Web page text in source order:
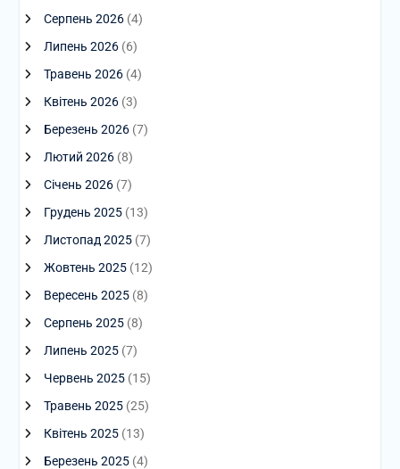
Серпень 2026(4)
Липень 2026(6)
Травень 2026(4)
Квітень 2026(3)
Березень 2026(7)
Лютий 2026(8)
Січень 2026(7)
Грудень 2025(13)
Листопад 2025(7)
Жовтень 2025(12)
Вересень 2025(8)
Серпень 2025(8)
Липень 2025(7)
Червень 2025(15)
Травень 2025(25)
Квітень 2025(13)
Березень 2025(4)